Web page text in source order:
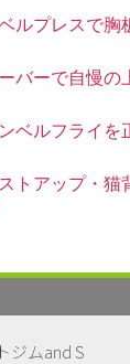
ルプレスで胸
バーで自慢の
ベルフライを
トアップ・猫
ジムand S